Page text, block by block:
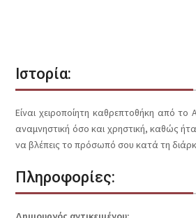
Ιστορία:
Είναι χειροποίητη καθρεπτοθήκη από
αναμνηστική όσο και χρηστική, καθώς
να βλέπεις το πρόσωπό σου κατά τη
Πληροφορίες: